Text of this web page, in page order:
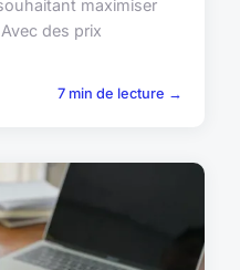
maximiser
des prix
7 min de lecture →